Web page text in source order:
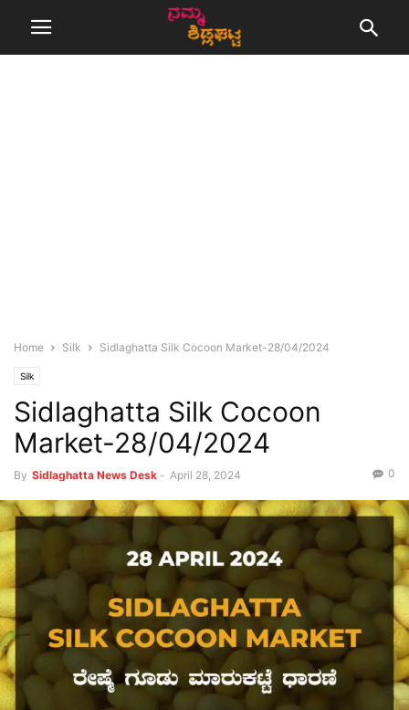
Home Silk Sidlaghatta Silk Cocoon Market-28/04/2024
Silk
Sidlaghatta Silk Cocoon
Market-28/04/2024
By Sidlaghatta News Desk - April 28, 2024 0